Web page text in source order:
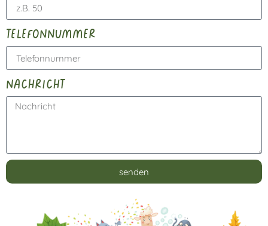
telefonnummer
nachricht
senden